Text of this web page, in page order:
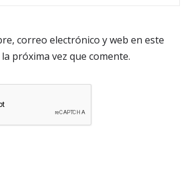
correo electrónico y web en este
próxima vez que comente.